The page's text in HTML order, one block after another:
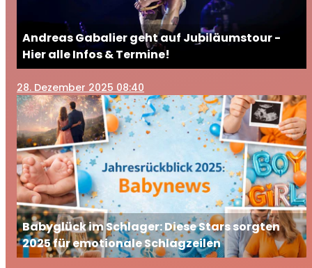
Andreas Gabalier geht auf Jubiläumstour -
Hier alle Infos & Termine!
28. Dezember 2025 08:40
Babyglück im Schlager: Diese Stars sorgten
2025 für emotionale Schlagzeilen